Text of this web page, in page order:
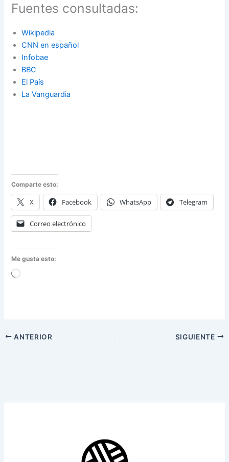
Fuentes consultadas:
Wikipedia
CNN en español
Infobae
BBC
El País
La Vanguardia
Comparte esto:
X Facebook WhatsApp Telegram
Correo electrónico
Me gusta esto:
Cargando...
ANTERIOR SIGUIENTE